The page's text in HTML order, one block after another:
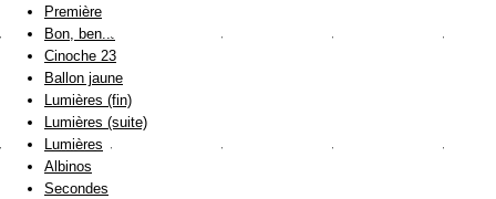
Première
Bon, ben...
Cinoche 23
Ballon jaune
Lumières (fin)
Lumières (suite)
Lumières
Albinos
Secondes